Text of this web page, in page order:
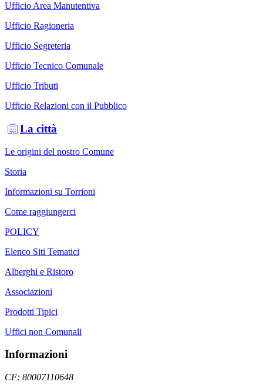
Ufficio Area Manutentiva
Ufficio Ragioneria
Ufficio Segreteria
Ufficio Tecnico Comunale
Ufficio Tributi
Ufficio Relazioni con il Pubblico
La città
Le origini del nostro Comune
Storia
Informazioni su Torrioni
Come raggiungerci
POLICY
Elenco Siti Tematici
Alberghi e Ristoro
Associazioni
Prodotti Tipici
Uffici non Comunali
Informazioni
CF: 80007110648